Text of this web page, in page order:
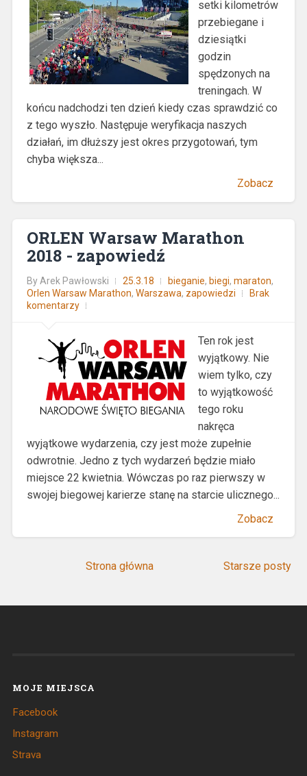
setki kilometrów
przebiegane i
dziesiątki
godzin
spędzonych na
treningach. W
końcu nadchodzi ten dzień kiedy czas sprawdzić co
z tego wyszło. Następuje weryfikacja naszych
działań, im dłuższy jest okres przygotowań, tym
chyba większa...
Zobacz
ORLEN Warsaw Marathon
2018 - zapowiedź
By Arek Pawłowski 25.3.18 bieganie, biegi, maraton,
Orlen Warsaw Marathon, Warszawa, zapowiedzi
Brak
komentarzy
Ten rok jest
wyjątkowy. Nie
wiem tylko, czy
to wyjątkowość
tego roku
nakręca
wyjątkowe wydarzenia, czy jest może zupełnie
odwrotnie. Jedno z tych wydarzeń będzie miało
miejsce 22 kwietnia. Wówczas po raz pierwszy w
swojej biegowej karierze stanę na starcie ulicznego...
Zobacz
Starsze posty
Strona główna
MOJE MIEJSCA
Facebook
Instagram
Strava